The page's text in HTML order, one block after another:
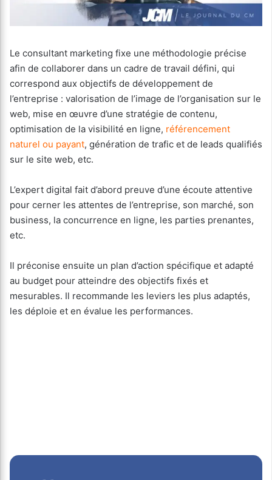
Le consultant marketing fixe une méthodologie précise
afin de collaborer dans un cadre de travail défini, qui
correspond aux objectifs de développement de
l’entreprise : valorisation de l’image de l’organisation sur le
web, mise en œuvre d’une stratégie de contenu,
optimisation de la visibilité en ligne, référencement
naturel ou payant, génération de trafic et de leads qualifiés
sur le site web, etc.
L’expert digital fait d’abord preuve d’une écoute attentive
pour cerner les attentes de l’entreprise, son marché, son
business, la concurrence en ligne, les parties prenantes,
etc.
Il préconise ensuite un plan d’action spécifique et adapté
au budget pour atteindre des objectifs fixés et
mesurables. Il recommande les leviers les plus adaptés,
les déploie et en évalue les performances.